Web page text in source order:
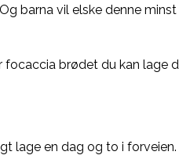
barna vil elske denne
focaccia brødet du kan
lage en dag og to i forveien.